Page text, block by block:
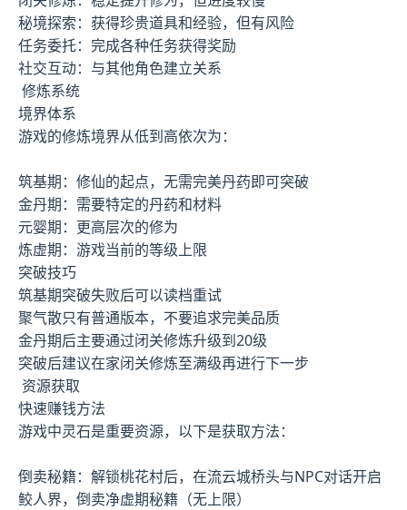
秘境探索：获得珍贵道具和经验，但有风险
任务委托：完成各种任务获得奖励
社交互动：与其他角色建立关系
修炼系统
境界体系
游戏的修炼境界从低到高依次为：
筑基期：修仙的起点，无需完美丹药即可突破
金丹期：需要特定的丹药和材料
元婴期：更高层次的修为
炼虚期：游戏当前的等级上限
突破技巧
筑基期突破失败后可以读档重试
聚气散只有普通版本，不要追求完美品质
金丹期后主要通过闭关修炼升级到20级
突破后建议在家闭关修炼至满级再进行下一步
资源获取
快速赚钱方法
游戏中灵石是重要资源，以下是获取方法：
倒卖秘籍：解锁桃花村后，在流云城桥头与NPC对话开启
鲛人界，倒卖净虚期秘籍（无上限）